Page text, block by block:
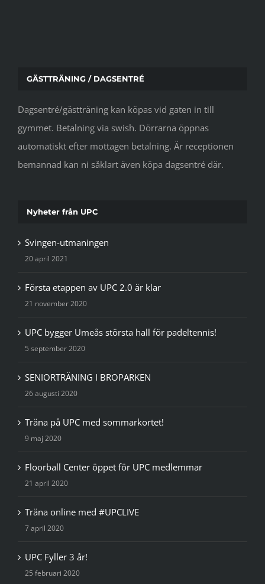
GÄSTTRÄNING / DAGSENTRÉ
Dagsentré/gästträning kan köpas vid gaten in till
gymmet. Betalning via swish. Dörrarna öppnas
automatiskt efter mottagen betalning. Är receptionen
bemannad kan ni såklart även köpa dagsentré där.
Nyheter från UPC
Svingen-utmaningen
20 april 2021
Första etappen av UPC 2.0 är klar
21 november 2020
UPC bygger Umeås största hall för padeltennis!
5 september 2020
SENIORTRÄNING I BROPARKEN
26 augusti 2020
Träna på UPC med sommarkortet!
9 maj 2020
Floorball Center öppet för UPC medlemmar
21 april 2020
Träna online med #UPCLIVE
7 april 2020
UPC Fyller 3 år!
25 februari 2020